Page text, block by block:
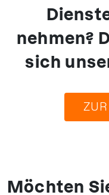
nehmen?
sich
Möchten